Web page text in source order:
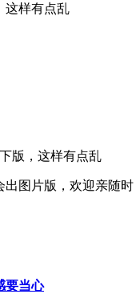
这样有点乱
版，这样有点乱
出图片版，欢迎亲随时
要当心